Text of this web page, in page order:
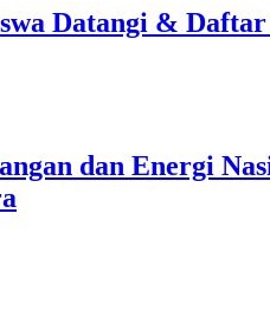
Datangi &
dan Energi